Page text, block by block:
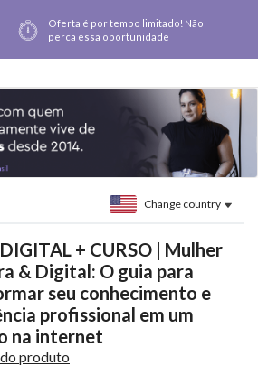
Oferta é por tempo limitado! Não
perca essa oportunidade
Change country
+ CURSO | Mulher
& Digital: O guia para
seu conhecimento e
profissional em um
na internet
produto